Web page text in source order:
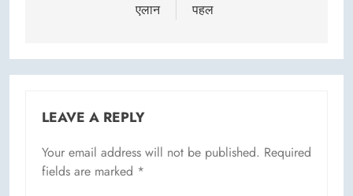
एलान
पहल
LEAVE A REPLY
Your email address will not be published. Required
fields are marked *